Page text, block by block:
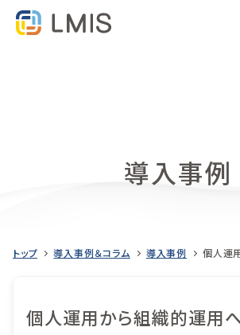
LMISとは
導入事例
トップ 導入事例＆コラム 導入事例 個人運
個人運用から組織的運用